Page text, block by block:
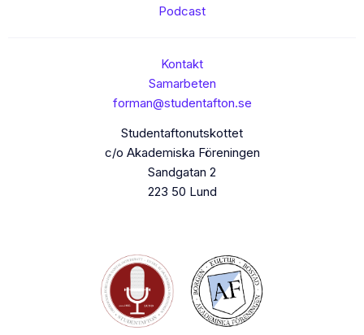
Podcast
Kontakt
Samarbeten
forman@studentafton.se
Studentaftonutskottet
c/o Akademiska Föreningen
Sandgatan 2
223 50 Lund